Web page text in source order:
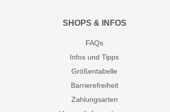
SHOPS & INFOS
FAQs
Infos und Tipps
Größentabelle
Barrierefreiheit
Zahlungsarten